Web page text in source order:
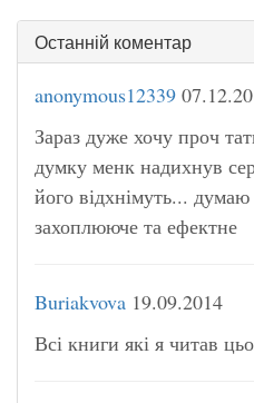
Останній коментар
anonymous12339
Зараз дуже хочу проч
думку менк надихнув
його відхнімуть...
захоплююче та ефектне
Buriakvova 19.09.2014
Всі книги які я читав